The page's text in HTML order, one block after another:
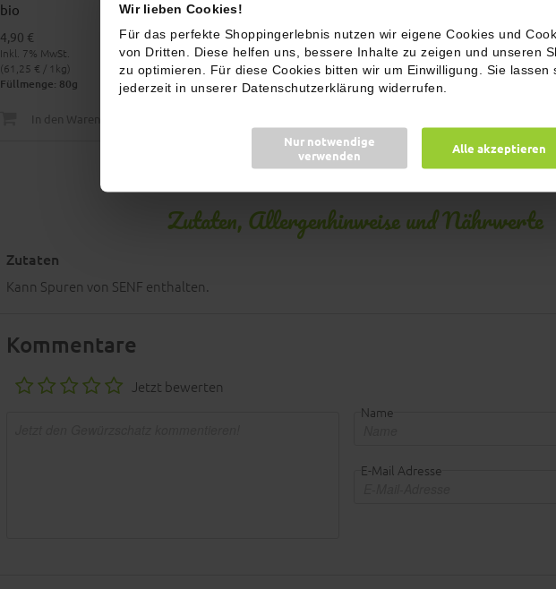
Wir lieben Cookies!
Für das perfekte Shoppingerlebnis nutzen wir eigene Cookies und
von Dritten. Diese helfen uns, bessere Inhalte zu zeigen und unseren
zu optimieren. Für diese Cookies bitten wir um Einwilligung. Sie lassen
jederzeit in unserer Datenschutzerklärung widerrufen.
Nur notwendige
verwenden
Alle akzeptieren
bio
4,90 €
Inkl. 7% MwSt.
(61,25 € / 1kg)
Füllmenge: 80g
In den Warenkorb
7,90 €
Inkl. 7% MwSt.
(79,00 € / 1kg)
Füllmenge: 100g
7,90 €
Inkl. 7% MwSt.
(112,86 € / 1kg)
Füllmenge: 70g
Zutaten, Allergenhinweise und Nährwerte
Zutaten
Kann Spuren von SENF enthalten.
Kommentare
Jetzt bewerten
Name
E-Mail Adresse